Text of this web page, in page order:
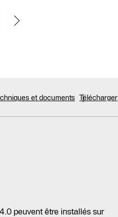
et documents Télécharger
peuvent être installés sur